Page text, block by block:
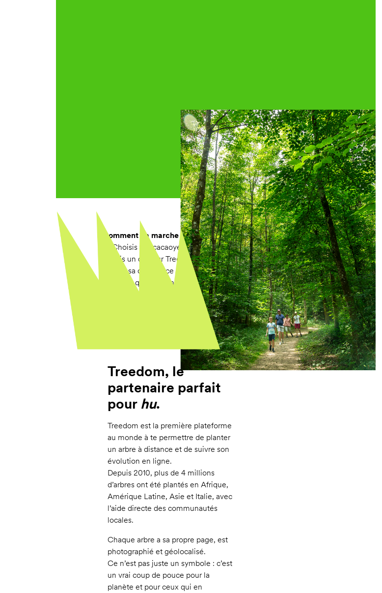
Comment ça marche ?
✔️ Choisis ton cacaoyer
✔️ Fais un don sur Treedom (13,50 €)
✔️ Suis sa croissance en ligne, découvre où il est
planté et qui en prend soin
Chaque arbre est géolocalisé, photographié et
raconté. Parce que chaque geste mérite son
Treedom, le
partenaire parfait
pour hu.
Treedom est la première plateforme
au monde à te permettre de planter
un arbre à distance et de suivre son
évolution en ligne.
Depuis 2010, plus de 4 millions
d’arbres ont été plantés en Afrique,
Amérique Latine, Asie et Italie, avec
l’aide directe des communautés
locales.
Chaque arbre a sa propre page, est
photographié et géolocalisé.
Ce n’est pas juste un symbole : c’est
un vrai coup de pouce pour la
planète et pour ceux qui en